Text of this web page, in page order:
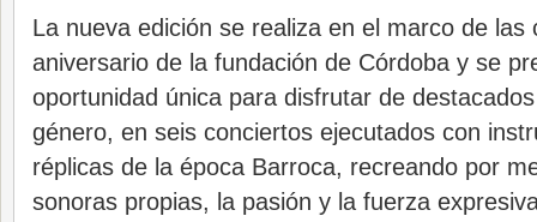
La nueva edición se realiza en el marco de las
aniversario de la fundación de Córdoba y se
oportunidad única para disfrutar de
género, en seis conciertos ejecutados con
réplicas de la época Barroca, recreando por
sonoras propias, la pasión y la fuerza